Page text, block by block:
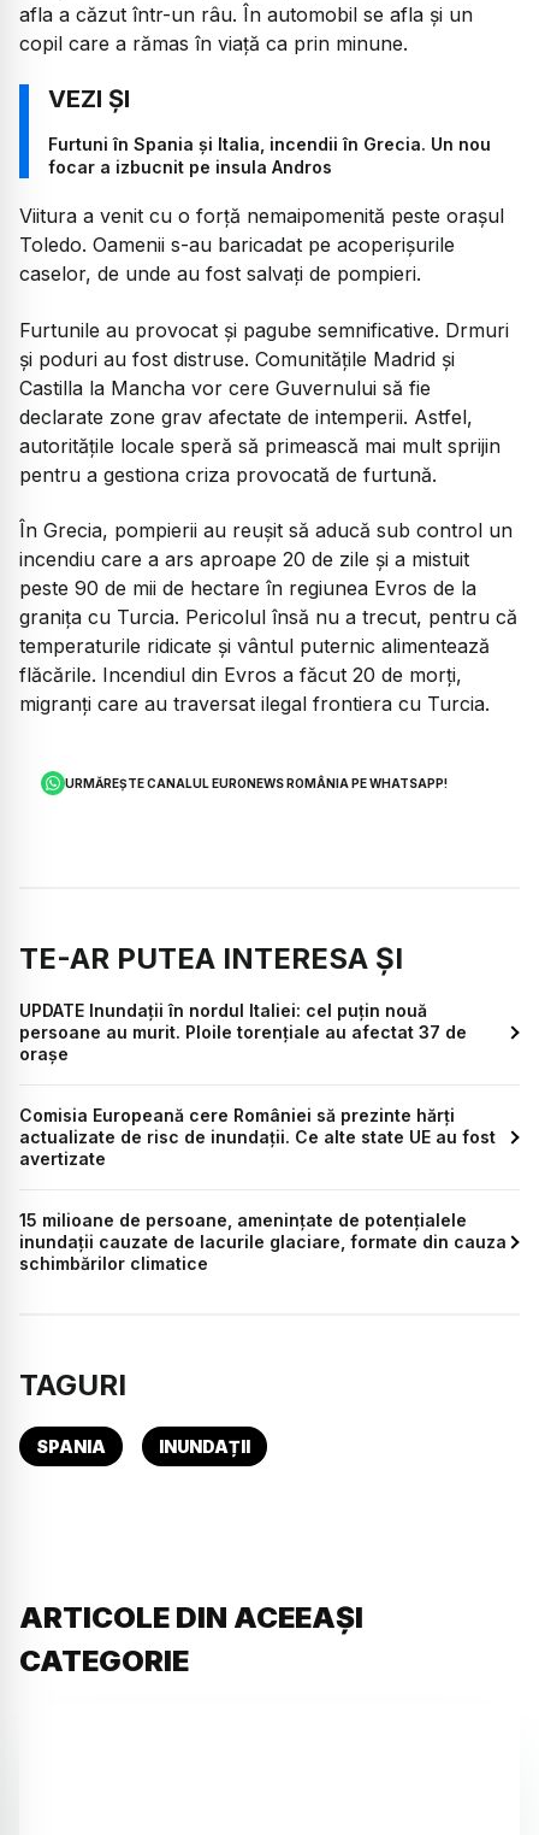
afla a căzut într-un râu. În automobil se afla și un
copil care a rămas în viață ca prin minune.
Furtuni în Spania și Italia, incendii în Grecia. Un nou
focar a izbucnit pe insula Andros
Viitura a venit cu o forță nemaipomenită peste orașul
Toledo. Oamenii s-au baricadat pe acoperișurile
caselor, de unde au fost salvați de pompieri.
Furtunile au provocat și pagube semnificative. Drmuri
și poduri au fost distruse. Comunitățile Madrid și
Castilla la Mancha vor cere Guvernului să fie
declarate zone grav afectate de intemperii. Astfel,
autoritățile locale speră să primească mai mult sprijin
pentru a gestiona criza provocată de furtună.
În Grecia, pompierii au reușit să aducă sub control un
incendiu care a ars aproape 20 de zile și a mistuit
peste 90 de mii de hectare în regiunea Evros de la
granița cu Turcia. Pericolul însă nu a trecut, pentru că
temperaturile ridicate și vântul puternic alimentează
flăcările. Incendiul din Evros a făcut 20 de morți,
migranți care au traversat ilegal frontiera cu Turcia.
URMĂREȘTE CANALUL EURONEWS ROMÂNIA PE WHATSAPP!
TE-AR PUTEA INTERESA ȘI
UPDATE Inundații în nordul Italiei: cel puțin nouă
persoane au murit. Ploile torențiale au afectat 37 de
orașe
Comisia Europeană cere României să prezinte hărți
actualizate de risc de inundații. Ce alte state UE au fost
avertizate
15 milioane de persoane, ameninţate de potenţialele
inundaţii cauzate de lacurile glaciare, formate din cauza
schimbărilor climatice
TAGURI
SPANIA INUNDAȚII
ARTICOLE DIN ACEEAȘI
CATEGORIE